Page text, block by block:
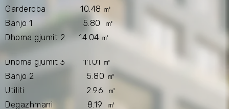
Garderoba 10.48 ㎡
Banjo 1 5.80 ㎡
Dhoma gjumit 2 14.04 ㎡
Dhoma gjumit 3 11.01 ㎡
Banjo 2 5.80 ㎡
Utiliti 2.96 ㎡
Degazhmani 8.19 ㎡